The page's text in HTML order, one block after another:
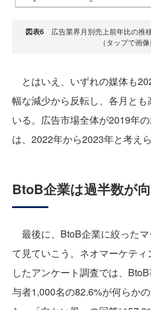
図表6
広告業界月別売上前年比の推
（タップで画像
とはいえ、いずれの媒体も
幅な減少から反転し、各月と
いる。広告市場全体が2019年
は、2022年から2023年と考えら
BtoB企業は過半数が
最後に、BtoB企業に絞った
て見ていこう。ネオマーケテ
したアンケート調査では、
与者1,000名の82.6%が何らか